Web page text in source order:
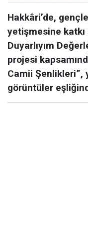
Hakkâri’de,
yetişmesine katkı
Duyarlıyım
projesi
Camii Şenlikleri”,
görüntüler